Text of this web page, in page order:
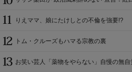
りえママ、娘にたけしとの不倫を強要!?
トム・クルーズもハマる宗教の裏
お笑い芸人「薬物をやらない」自慢の無自